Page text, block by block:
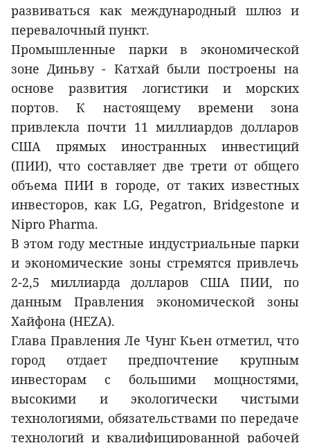
развиваться как международный шлюз и
перевалочный пункт.
Промышленные парки в экономической
зоне Диньву - Катхай были построены на
основе развития логистики и морских
портов. К настоящему времени зона
привлекла почти 11 миллиардов долларов
США прямых иностранных инвестиций
(ПИИ), что составляет две трети от общего
объема ПИИ в городе, от таких известных
инвесторов, как LG, Pegatron, Bridgestone и
Nipro Pharma.
В этом году местные индустриальные парки
и экономические зоны стремятся привлечь
2-2,5 миллиарда долларов США ПИИ, по
данным Правления экономической зоны
Хайфона (HEZA).
Глава Правления Ле Чунг Кьен отметил, что
город отдает предпочтение крупным
инвесторам с большими мощностями,
высокими и экологически чистыми
технологиями, обязательствами по передаче
технологий и квалифицированной рабочей